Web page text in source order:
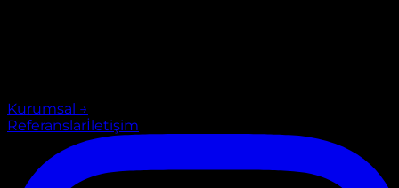
Kurumsal →
Referanslarİletişim